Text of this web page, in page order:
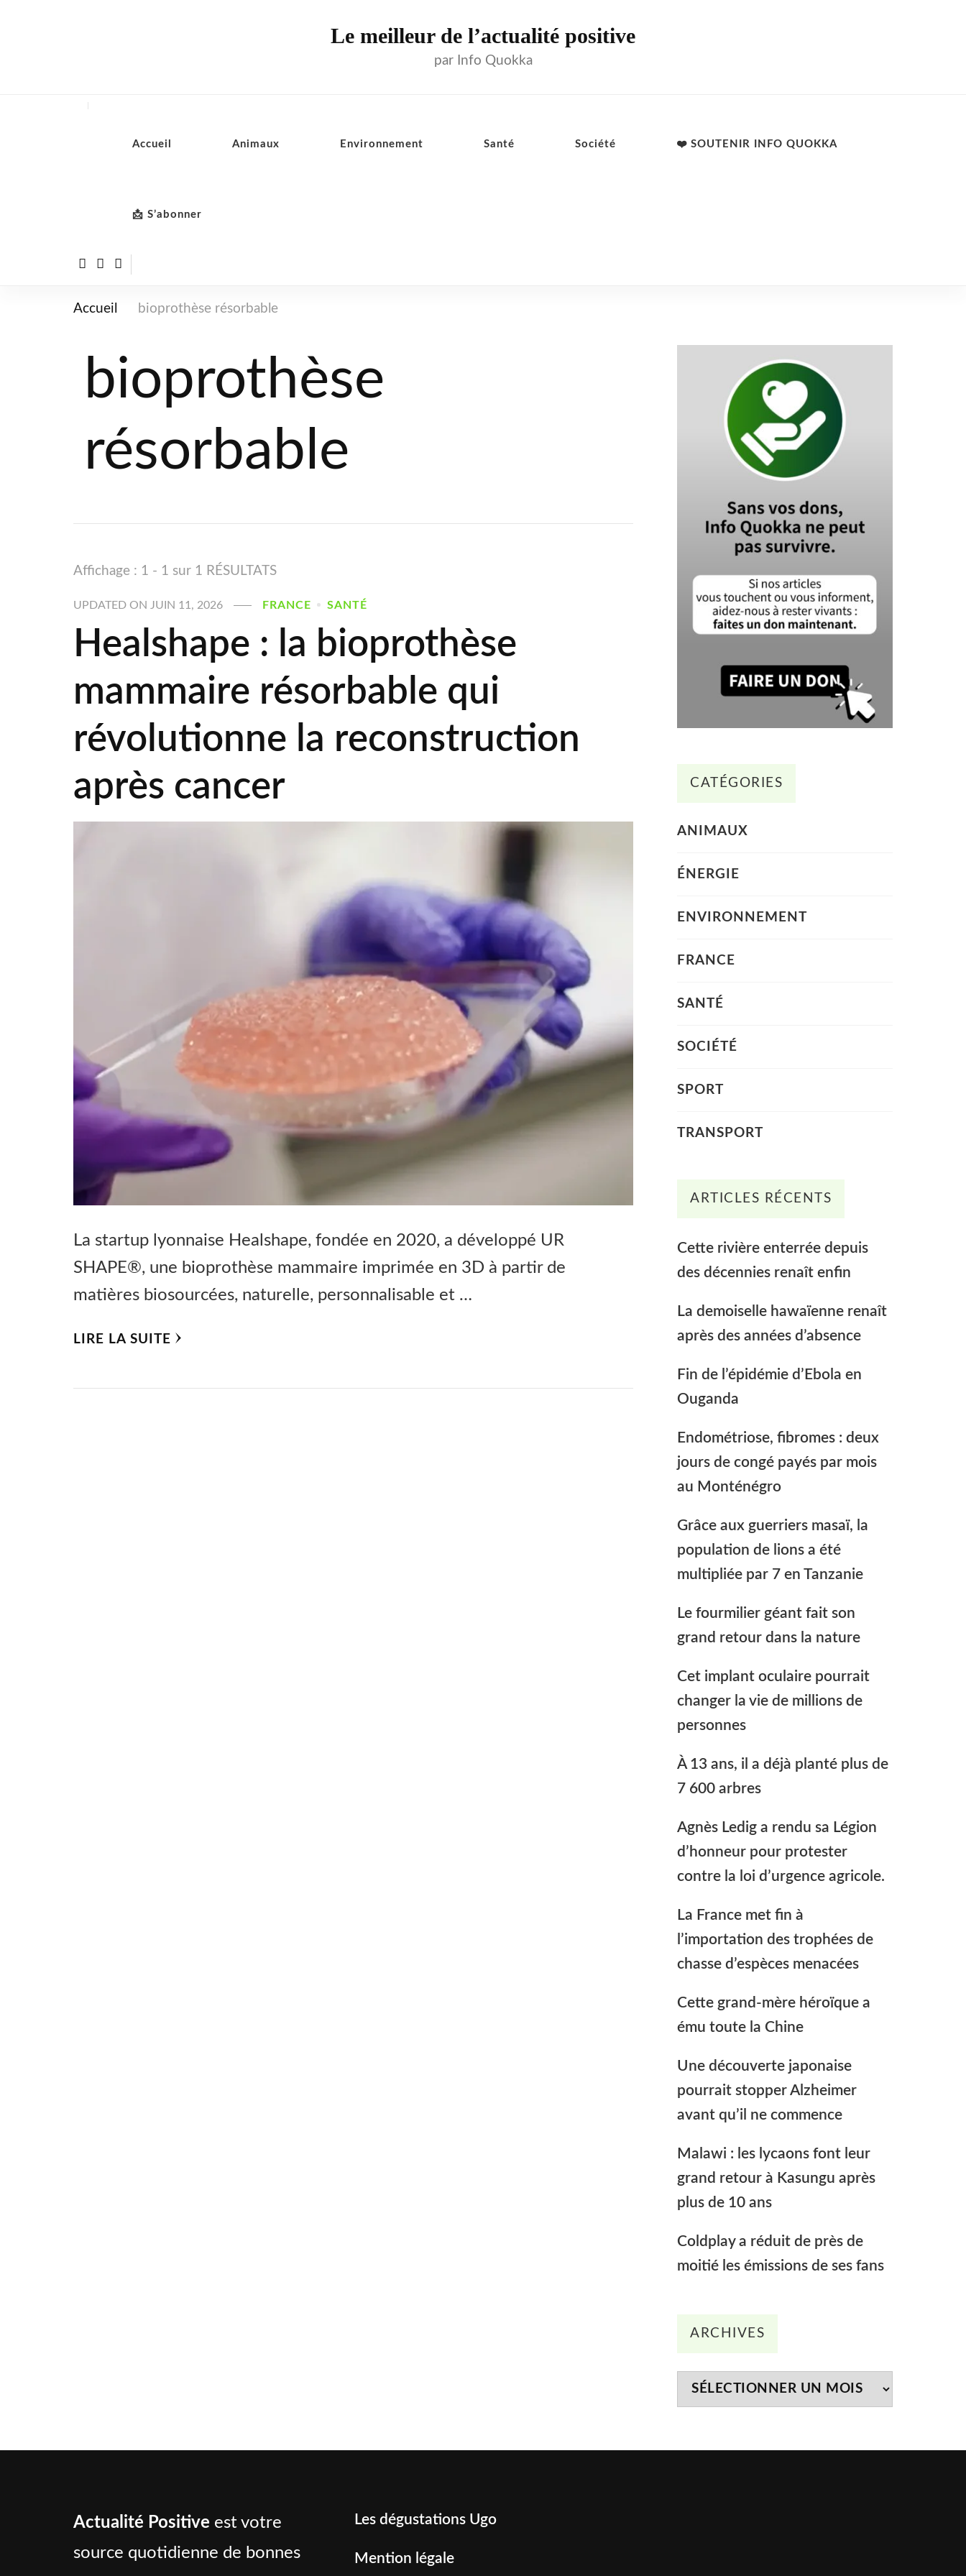
Le meilleur de l’actualité positive
par Info Quokka
Accueil Animaux Environnement Santé Société ❤️ SOUTENIR INFO QUOKKA
📩 S’abonner
Accueil bioprothèse résorbable
bioprothèse
résorbable
Affichage : 1 - 1 sur 1 RÉSULTATS
UPDATED ON JUIN 11, 2026 FRANCE SANTÉ
Healshape : la bioprothèse
mammaire résorbable qui
révolutionne la reconstruction
après cancer
La startup lyonnaise Healshape, fondée en 2020, a développé UR
SHAPE®, une bioprothèse mammaire imprimée en 3D à partir de
matières biosourcées, naturelle, personnalisable et …
LIRE LA SUITE
CATÉGORIES
ANIMAUX
ÉNERGIE
ENVIRONNEMENT
FRANCE
SANTÉ
SOCIÉTÉ
SPORT
TRANSPORT
ARTICLES RÉCENTS
Cette rivière enterrée depuis
des décennies renaît enfin
La demoiselle hawaïenne renaît
après des années d’absence
Fin de l’épidémie d’Ebola en
Ouganda
Endométriose, fibromes : deux
jours de congé payés par mois
au Monténégro
Grâce aux guerriers masaï, la
population de lions a été
multipliée par 7 en Tanzanie
Le fourmilier géant fait son
grand retour dans la nature
Cet implant oculaire pourrait
changer la vie de millions de
personnes
À 13 ans, il a déjà planté plus de
7 600 arbres
Agnès Ledig a rendu sa Légion
d’honneur pour protester
contre la loi d’urgence agricole.
La France met fin à
l’importation des trophées de
chasse d’espèces menacées
Cette grand-mère héroïque a
ému toute la Chine
Une découverte japonaise
pourrait stopper Alzheimer
avant qu’il ne commence
Malawi : les lycaons font leur
grand retour à Kasungu après
plus de 10 ans
Coldplay a réduit de près de
moitié les émissions de ses fans
ARCHIVES
Actualité Positive est votre
source quotidienne de bonnes
Les dégustations Ugo
Mention légale